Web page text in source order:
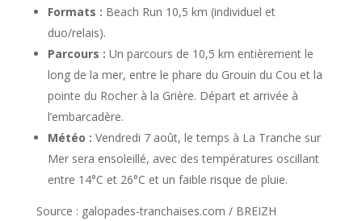
Formats : Beach Run 10,5 km (individuel et
duo/relais).
Parcours : Un parcours de 10,5 km entièrement le
long de la mer, entre le phare du Grouin du Cou et la
pointe du Rocher à la Grière. Départ et arrivée à
l’embarcadère.
Météo : Vendredi 7 août, le temps à La Tranche sur
Mer sera ensoleillé, avec des températures oscillant
entre 14°C et 26°C et un faible risque de pluie.
Source : galopades-tranchaises.com / BREIZH